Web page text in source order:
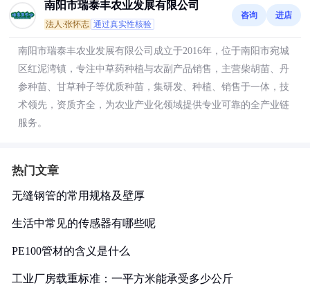
南阳市瑞泰丰农业发展有限公司
法人:张怀志 通过真实性核验
咨询 进店
南阳市瑞泰丰农业发展有限公司成立于2016年，位于南阳市宛城
区红泥湾镇，专注中草药种植与农副产品销售，主营柴胡苗、丹
参种苗、甘草种子等优质种苗，集研发、种植、销售于一体，技
术领先，资质齐全，为农业产业化领域提供专业可靠的全产业链
服务。
热门文章
无缝钢管的常用规格及壁厚
生活中常见的传感器有哪些呢
PE100管材的含义是什么
工业厂房载重标准：一平方米能承受多少公斤